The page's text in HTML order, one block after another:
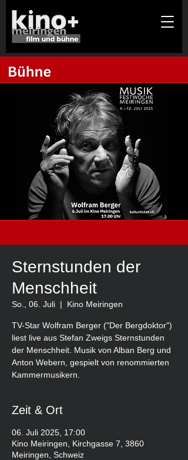
Sternstunden der
Menschheit
So., 06. Juli
  |
Kino Meiringen
TV-Star Wolfram Berger ("Der Bergdoktor")
liest live aus Stefan Zweigs Sternstunden
der Menschheit. Musik von Alban Berg und
Anton Webern, gespielt von renommierten
Kammermusikern.
Zeit & Ort
06. Juli 2025, 17:00
Kino Meiringen, Kirchgasse 7, 3860
Meiringen, Schweiz